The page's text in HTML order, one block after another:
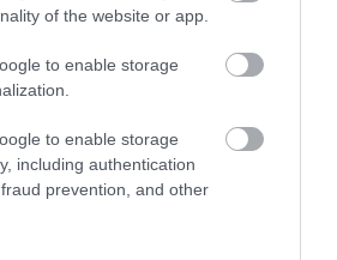
of the website or app.
to enable storage
to enable storage
including authentication
prevention, and other
ŰR
TUDOMÁNY
2. ● TUDOMÁNY
fordulat indította el a
hüllők és az…
JÚLIUS 16. ● TUDOMÁNY
festéke mentheti meg
az éjszakai…